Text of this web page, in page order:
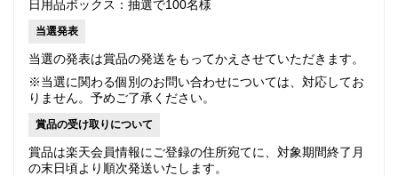
日用品ボックス：抽選で100名様
当選発表
当選の発表は賞品の発送をもってかえさせていただきます。
※当選に関わる個別のお問い合わせについては、対応してお
りません。予めご了承ください。
賞品の受け取りについて
賞品は楽天会員情報にご登録の住所宛てに、対象期間終了月
の末日頃より順次発送いたします。